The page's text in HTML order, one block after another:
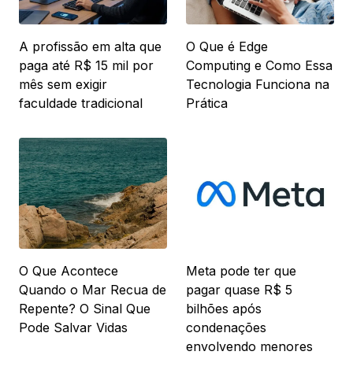
A profissão em alta que
paga até R$ 15 mil por
mês sem exigir
faculdade tradicional
O Que é Edge
Computing e Como Essa
Tecnologia Funciona na
Prática
O Que Acontece
Quando o Mar Recua de
Repente? O Sinal Que
Pode Salvar Vidas
Meta pode ter que
pagar quase R$ 5
bilhões após
condenações
envolvendo menores